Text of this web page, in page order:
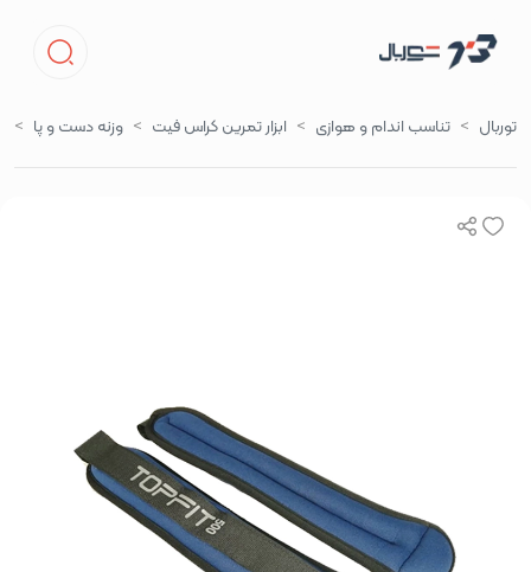
توربال تناسب اندام و هوازی ابزار تمرین کراس فیت وزنه دست و پا